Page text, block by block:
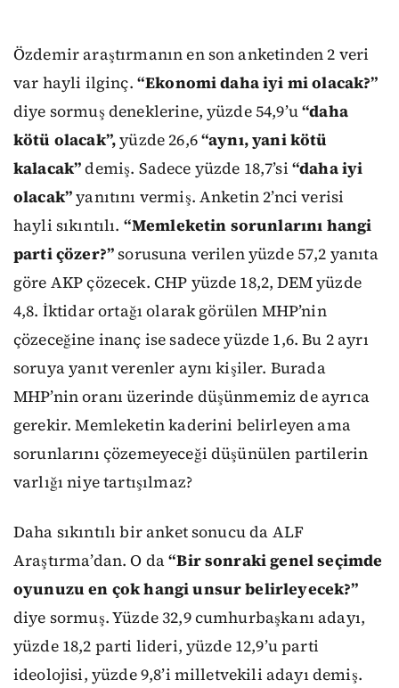
Özdemir araştırmanın en son anketinden 2 veri
var hayli ilginç. “Ekonomi daha iyi mi olacak?”
diye sormuş deneklerine, yüzde 54,9’u“daha
kötü olacak”,yüzde 26,6“aynı, yani kötü
kalacak”demiş. Sadece yüzde 18,7’si “daha iyi
olacak”yanıtını vermiş. Anketin 2’nci verisi
hayli sıkıntılı. “Memleketin sorunlarını hangi
parti çözer?”sorusuna verilen yüzde 57,2 yanıta
göre AKP çözecek. CHP yüzde 18,2, DEM yüzde
4,8. İktidar ortağı olarak görülen MHP’nin
çözeceğine inanç ise sadece yüzde 1,6. Bu 2 ayrı
soruya yanıt verenler aynı kişiler. Burada
MHP’nin oranı üzerinde düşünmemiz de ayrıca
gerekir. Memleketin kaderini belirleyen ama
sorunlarını çözemeyeceği düşünülen partilerin
varlığı niye tartışılmaz?
Daha sıkıntılı bir anket sonucu da ALF
Araştırma’dan. O da“Bir sonraki genel seçimde
oyunuzu en çok hangi unsur belirleyecek?”
diye sormuş. Yüzde 32,9 cumhurbaşkanı adayı,
yüzde 18,2 parti lideri, yüzde 12,9’u parti
ideolojisi, yüzde 9,8’i milletvekili adayı demiş.